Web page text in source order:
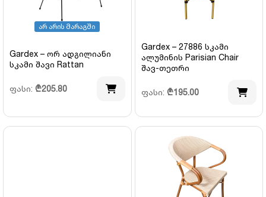
არ არის მარაგში
Gardex – ორ ადგილიანი
სკამი შავი Rattan
ფასი: ₾205.80
Gardex – 27886 სკამი
ალუმინის Parisian Chair
შავ-თეთრი
ფასი: ₾195.00